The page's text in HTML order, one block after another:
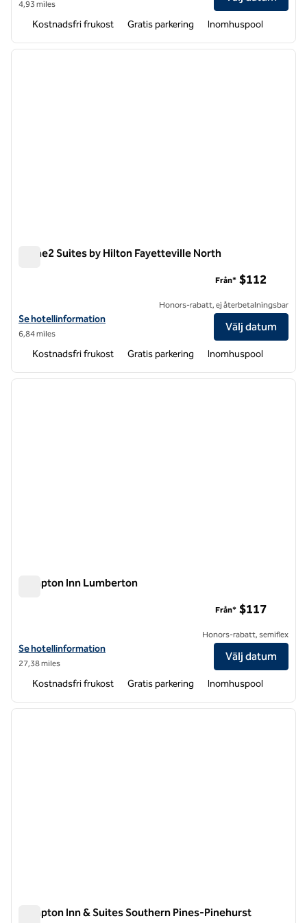
4,93 miles
Kostnadsfri frukost Gratis parkering Inomhuspool
1 av 12
nästa
Home2 Suites by Hilton Fayetteville North
Visa hotelluppgifter för Home2 Suites by Hilton Fayetteville North
Se hotellinformation
6,84 miles
Från* $112
Honors-rabatt, ej återbetalningsbar
Välj datum
Kostnadsfri frukost Gratis parkering Inomhuspool
1 av 12
nästa
Hampton Inn Lumberton
Visa hotelldetaljer för Hampton Inn Lumberton
Se hotellinformation
27,38 miles
Från* $117
Honors-rabatt, semiflex
Välj datum
Kostnadsfri frukost Gratis parkering Inomhuspool
1 av 12
nästa
Hampton Inn & Suites Southern Pines-Pinehurst